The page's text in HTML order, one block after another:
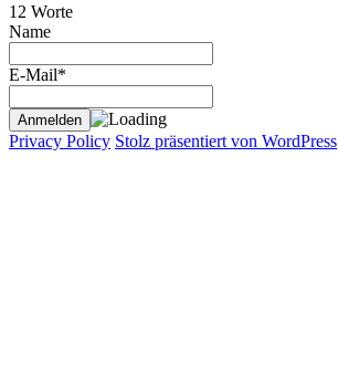
12 Worte
Name
E-Mail*
Privacy Policy Stolz präsentiert von WordPress